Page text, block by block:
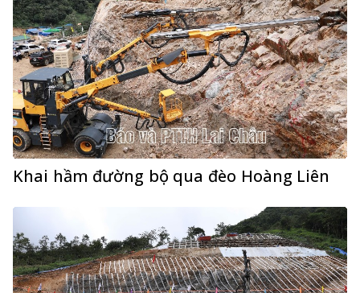
Khai hầm đường bộ qua đèo Hoàng Liên